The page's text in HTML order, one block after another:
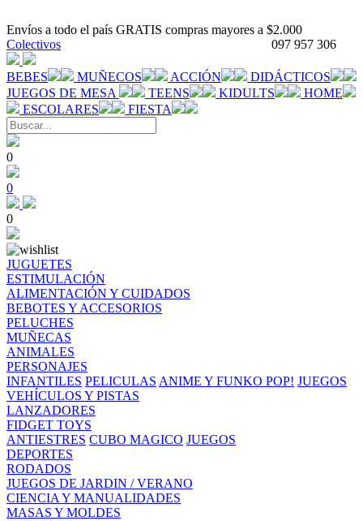
Envíos a todo el país GRATIS compras mayores a $2.000
097 957 306
Colectivos
BEBES MUÑECOS ACCIÓN
DIDÁCTICOS
JUEGOS DE MESA
TEENS KIDULTS
HOME
ESCOLARES
FIESTA
0
0
0
JUGUETES
ESTIMULACIÓN
ALIMENTACIÓN Y CUIDADOS
BEBOTES Y ACCESORIOS
PELUCHES
MUÑECAS
ANIMALES
PERSONAJES
INFANTILES PELICULAS ANIME Y FUNKO POP! JUEGOS
VEHÍCULOS Y PISTAS
LANZADORES
FIDGET TOYS
ANTIESTRES CUBO MAGICO JUEGOS
DEPORTES
RODADOS
JUEGOS DE JARDIN / VERANO
CIENCIA Y MANUALIDADES
MASAS Y MOLDES